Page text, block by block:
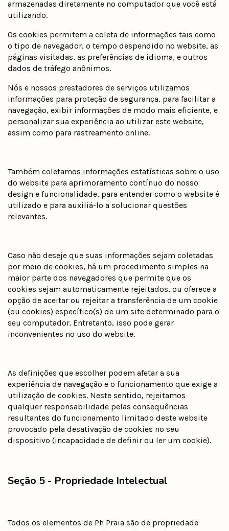
armazenadas diretamente no computador que você está
utilizando.
Os cookies permitem a coleta de informações tais como
o tipo de navegador, o tempo despendido no website, as
páginas visitadas, as preferências de idioma, e outros
dados de tráfego anônimos.
Nós e nossos prestadores de serviços utilizamos
informações para proteção de segurança, para facilitar a
navegação, exibir informações de modo mais eficiente, e
personalizar sua experiência ao utilizar este website,
assim como para rastreamento online.
Também coletamos informações estatísticas sobre o uso
do website para aprimoramento contínuo do nosso
design e funcionalidade, para entender como o website é
utilizado e para auxiliá-lo a solucionar questões
relevantes.
Caso não deseje que suas informações sejam coletadas
por meio de cookies, há um procedimento simples na
maior parte dos navegadores que permite que os
cookies sejam automaticamente rejeitados, ou oferece a
opção de aceitar ou rejeitar a transferência de um cookie
(ou cookies) específico(s) de um site determinado para o
seu computador. Entretanto, isso pode gerar
inconvenientes no uso do website.
As definições que escolher podem afetar a sua
experiência de navegação e o funcionamento que exige a
utilização de cookies. Neste sentido, rejeitamos
qualquer responsabilidade pelas consequências
resultantes do funcionamento limitado deste website
provocado pela desativação de cookies no seu
dispositivo (incapacidade de definir ou ler um cookie).
Seção 5 - Propriedade Intelectual
Todos os elementos de Ph Praia são de propriedade